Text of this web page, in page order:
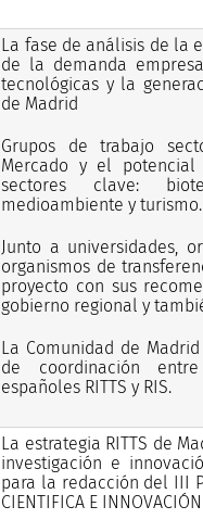
La fase de análisis de la
de la demanda
tecnológicas y la
de Madrid
Grupos de trabajo
Mercado y el
sectores clave:
medioambiente y turismo.
Junto a universidades,
organismos de
proyecto con sus
gobierno regional y
La Comunidad de
de coordinación
españoles RITTS y RIS.
La estrategia RITTS de
investigación e
para la redacción del III
CIENTIFICA E